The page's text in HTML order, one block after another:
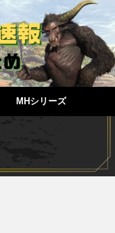
MHシリーズ